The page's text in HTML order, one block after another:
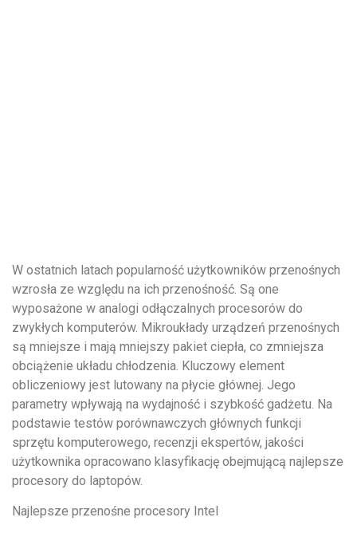
W ostatnich latach popularność użytkowników przenośnych
wzrosła ze względu na ich przenośność. Są one
wyposażone w analogi odłączalnych procesorów do
zwykłych komputerów. Mikroukłady urządzeń przenośnych
są mniejsze i mają mniejszy pakiet ciepła, co zmniejsza
obciążenie układu chłodzenia. Kluczowy element
obliczeniowy jest lutowany na płycie głównej. Jego
parametry wpływają na wydajność i szybkość gadżetu. Na
podstawie testów porównawczych głównych funkcji
sprzętu komputerowego, recenzji ekspertów, jakości
użytkownika opracowano klasyfikację obejmującą najlepsze
procesory do laptopów.
Najlepsze przenośne procesory Intel